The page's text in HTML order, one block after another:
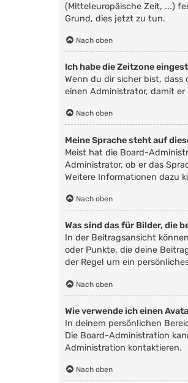
(Mitteleuropäische Zeit, ...)
Grund, dies jetzt zu tun.
Nach oben
Ich habe die Zeitzone
Wenn du dir sicher bist,
einen Administrator, damit
Nach oben
Meine Sprache steht auf
Meist hat die Board-
Administrator, ob er das
Weitere Informationen dazu
Nach oben
Was sind das für Bilder, die
In der Beitragsansicht
oder Punkte, die deine
der Regel um ein
Nach oben
Wie verwende ich einen
In deinem persönlichen
Die Board-Administration
Administration kontaktieren.
Nach oben